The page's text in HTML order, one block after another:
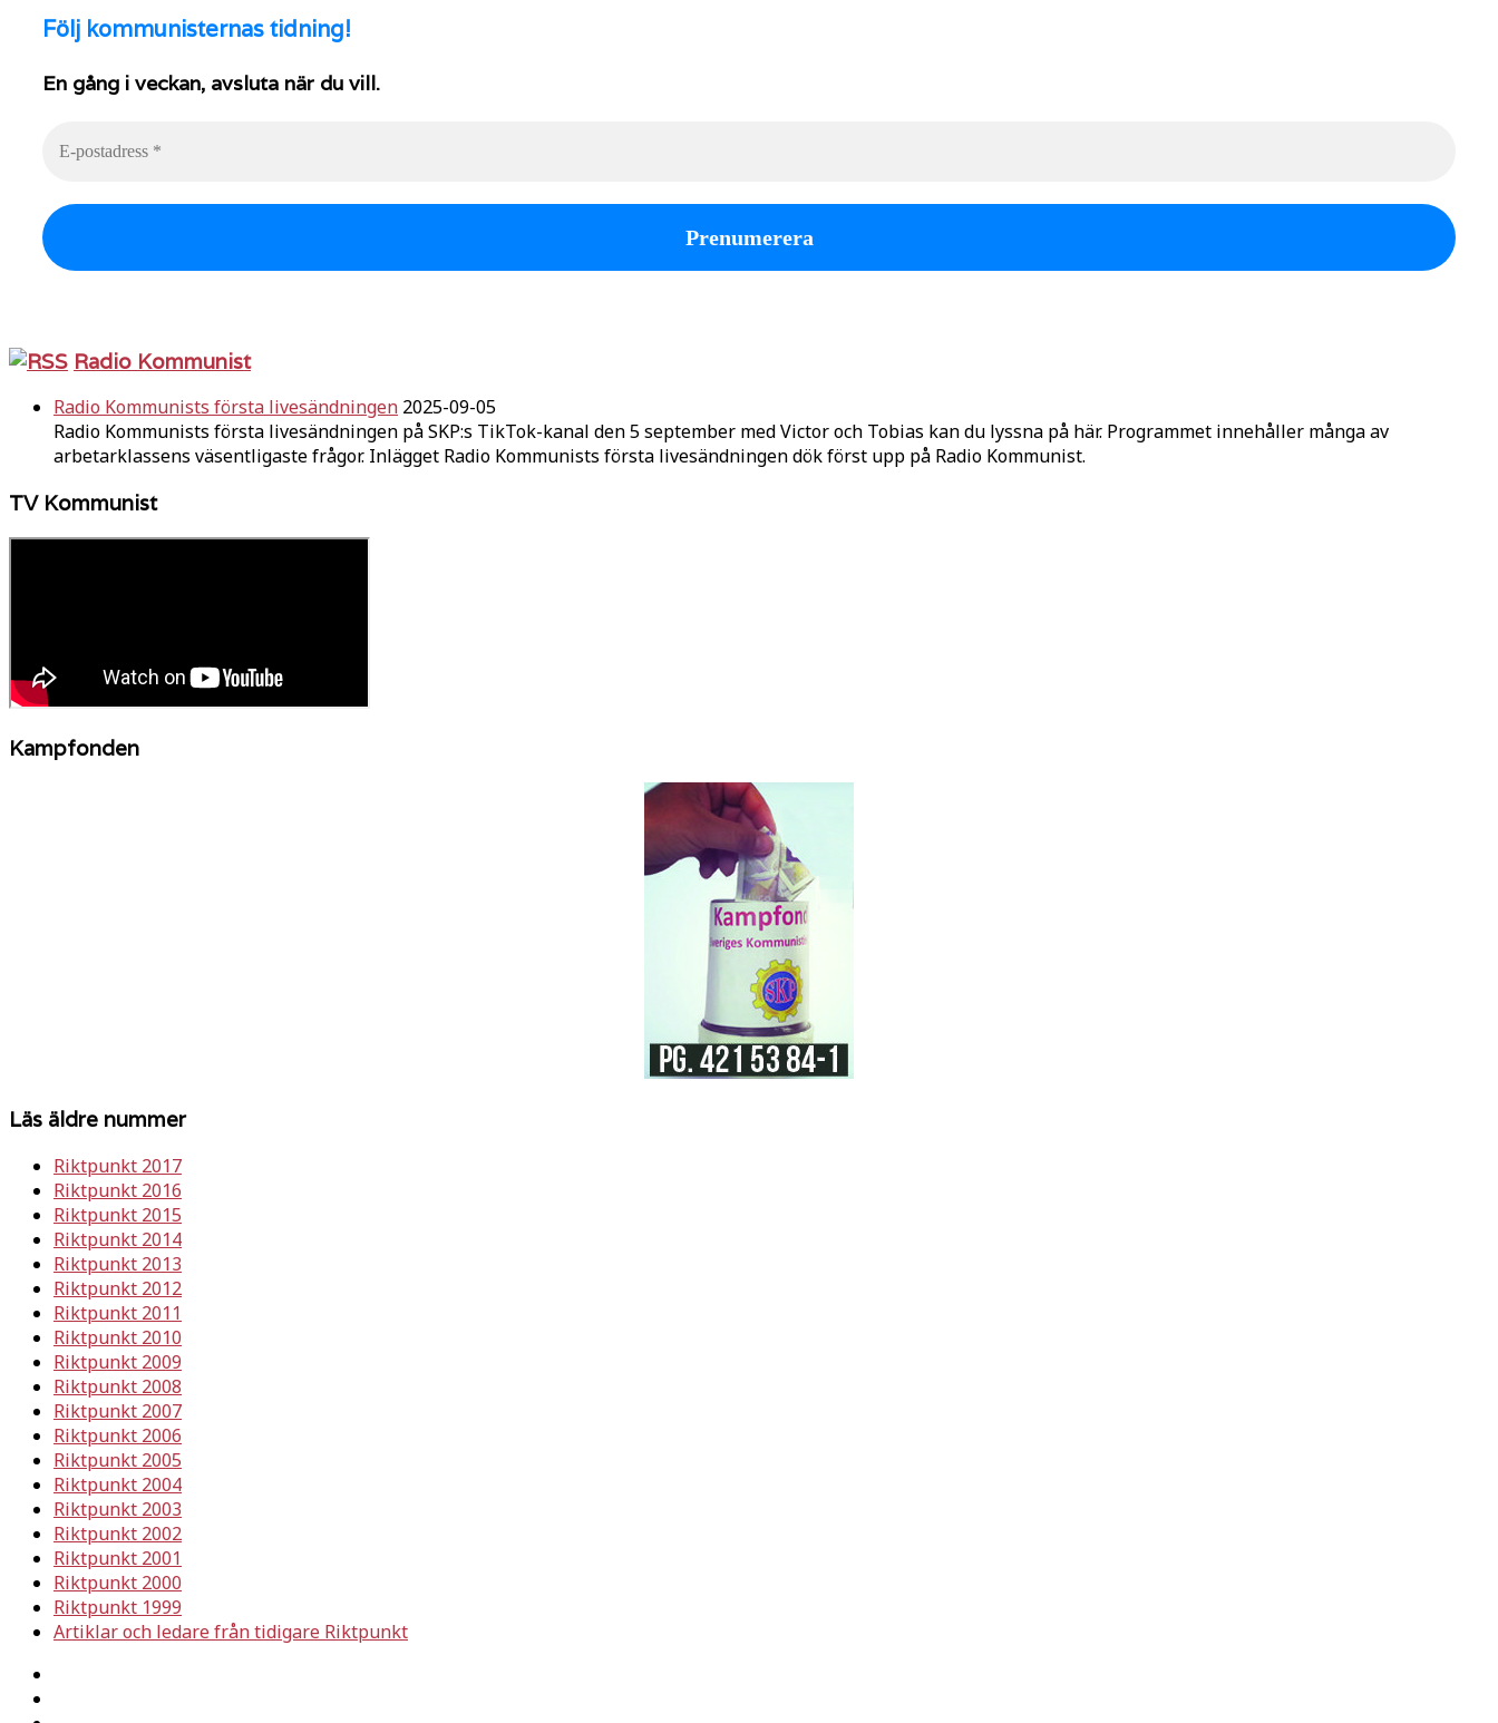
Följ kommunisternas tidning!
En gång i veckan, avsluta när du vill.
Radio Kommunist
Radio Kommunists första livesändningen 2025-09-05
Radio Kommunists första livesändningen på SKP:s TikTok-kanal den 5 september med Victor och Tobias kan du lyssna på här. Programmet innehåller många av
arbetarklassens väsentligaste frågor. Inlägget Radio Kommunists första livesändningen dök först upp på Radio Kommunist.
TV Kommunist
Kampfonden
Läs äldre nummer
Riktpunkt 2017
Riktpunkt 2016
Riktpunkt 2015
Riktpunkt 2014
Riktpunkt 2013
Riktpunkt 2012
Riktpunkt 2011
Riktpunkt 2010
Riktpunkt 2009
Riktpunkt 2008
Riktpunkt 2007
Riktpunkt 2006
Riktpunkt 2005
Riktpunkt 2004
Riktpunkt 2003
Riktpunkt 2002
Riktpunkt 2001
Riktpunkt 2000
Riktpunkt 1999
Artiklar och ledare från tidigare Riktpunkt